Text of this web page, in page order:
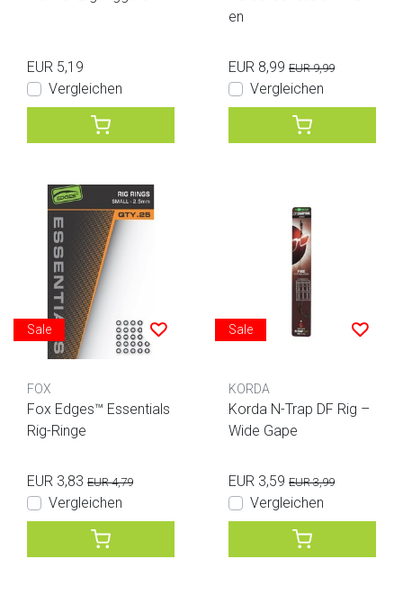
EUR 5,19
Vergleichen
en
EUR 8,99 EUR 9,99
Vergleichen
Sale
FOX
Fox Edges™ Essentials
Rig-Ringe
EUR 3,83 EUR 4,79
Vergleichen
Sale
KORDA
Korda N-Trap DF Rig –
Wide Gape
EUR 3,59 EUR 3,99
Vergleichen